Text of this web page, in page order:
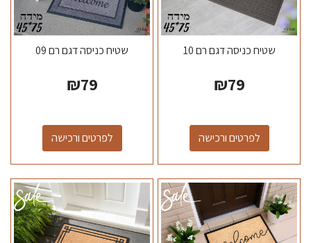
שטיח כניסה דגם רם 10
₪79
לפרטים ורכישה
שטיח כניסה דגם רם 09
₪79
לפרטים ורכישה